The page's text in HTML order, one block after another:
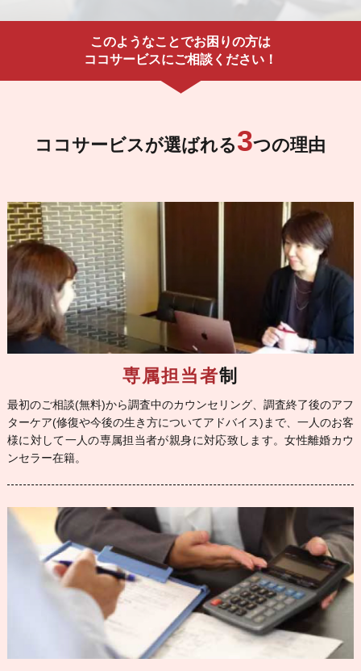
このようなことでお困りの方は
ココサービスにご相談ください！
ココサービスが選ばれる3つの理由
専属担当者制
最初のご相談(無料)から調査中のカウンセリング、調査終了後のアフ
ターケア(修復や今後の生き方についてアドバイス)まで、一人のお客
様に対して一人の専属担当者が親身に対応致します。女性離婚カウ
ンセラー在籍。